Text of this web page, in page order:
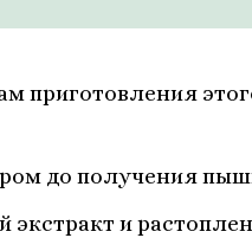
приготовления
до получения
экстракт и